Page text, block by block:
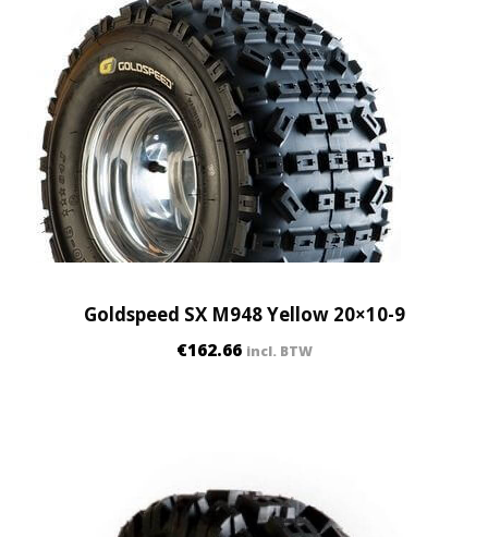
Goldspeed SX M948 Yellow 20×10-9
€162.66 incl. BTW